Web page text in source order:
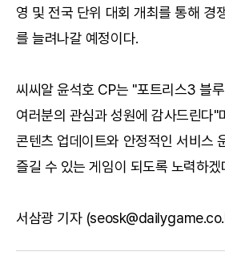
영 및 전국 단위 대회 개최를 통해 경
를 늘려나갈 예정이다.
씨씨알 윤석호 CP는 "포트리스3 블
여러분의 관심과 성원에 감사드린다"
콘텐츠 업데이트와 안정적인 서비스
즐길 수 있는 게임이 되도록 노력하
서삼광 기자